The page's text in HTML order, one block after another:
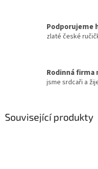
Podporujeme
zlaté české
Rodinná firma
jsme srdcaři a
Související produkty